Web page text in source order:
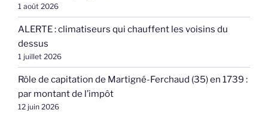
1 août 2026
ALERTE : climatiseurs qui chauffent les voisins du
dessus
1 juillet 2026
Rôle de capitation de Martigné-Ferchaud (35) en 1739 :
par montant de l’impôt
12 juin 2026